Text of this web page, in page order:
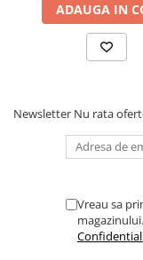
ADAUGA IN
Newsletter Nu rata
Vreau sa